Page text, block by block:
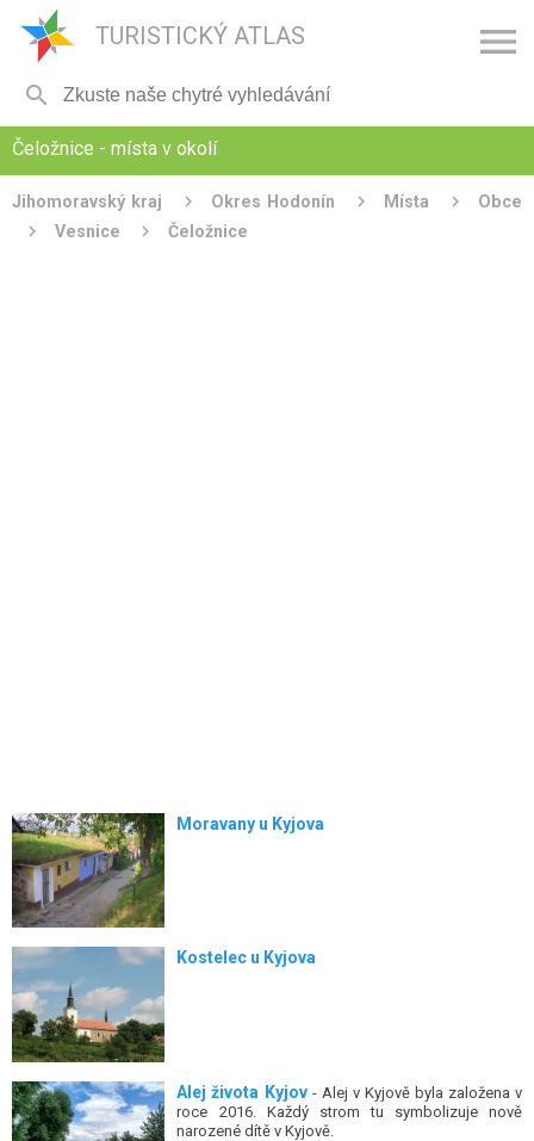
TURISTICKÝ ATLAS 

Čeložnice - místa v okolí
Jihomoravský kraj Okres Hodonín Místa
Obce
Vesnice
Čeložnice
Moravany u Kyjova
Kostelec u Kyjova
Alej života Kyjov- Alej v Kyjově byla založena v
roce 2016. Každý strom tu symbolizuje nově
narozené dítě v Kyjově.